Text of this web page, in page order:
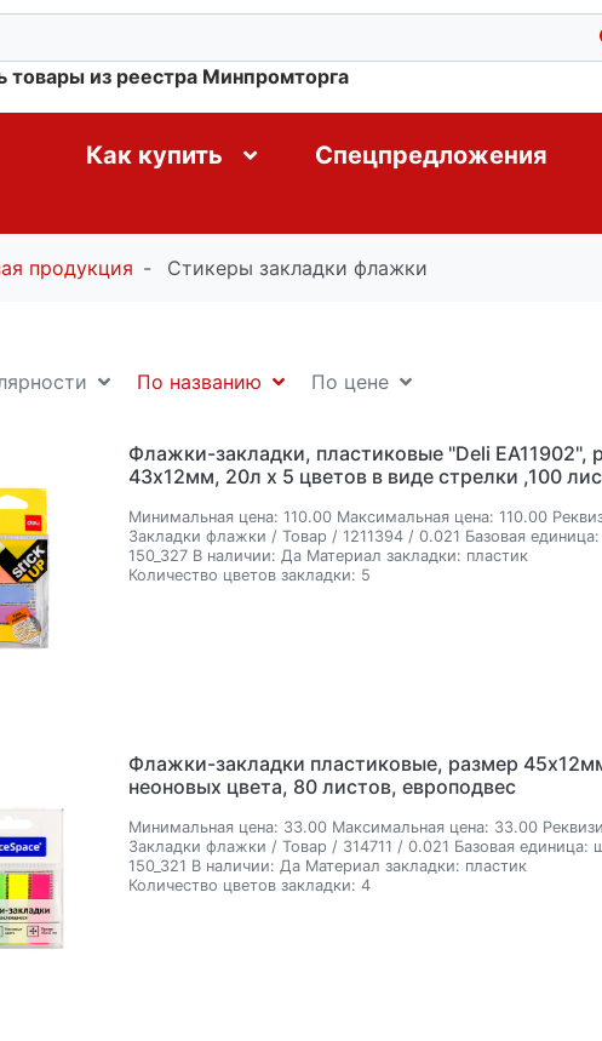
товары из реестра Минпромторга
Как купить Спецпредложения
продукция Стикеры закладки флажки
По названию По цене
Флажки-закладки, пластиковые "Deli EA11902",
43x12мм, 20л х 5 цветов в виде стрелки ,100
Минимальная цена: 110.00 Максимальная цена: 110.00
Закладки флажки / Товар / 1211394 / 0.021 Базовая единица:
150_327 В наличии: Да Материал закладки: пластик
Количество цветов закладки: 5
Флажки-закладки пластиковые, размер
неоновых цвета, 80 листов, европодвес
Минимальная цена: 33.00 Максимальная цена: 33.00
Закладки флажки / Товар / 314711 / 0.021 Базовая единица:
150_321 В наличии: Да Материал закладки: пластик
Количество цветов закладки: 4